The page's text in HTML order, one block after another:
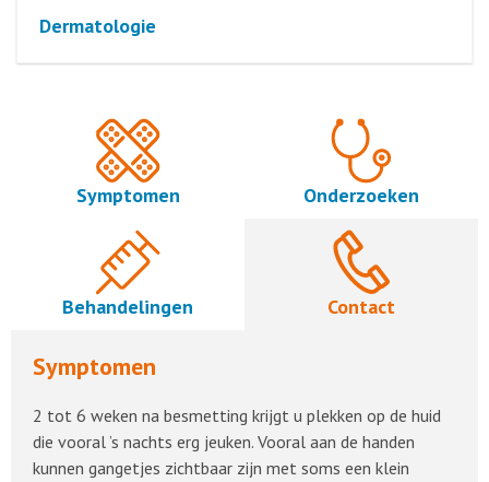
Dermatologie
Symptomen Onderzoeken
Behandelingen Contact
Symptomen
2 tot 6 weken na besmetting krijgt u plekken op de huid
die vooral ’s nachts erg jeuken. Vooral aan de handen
kunnen gangetjes zichtbaar zijn met soms een klein